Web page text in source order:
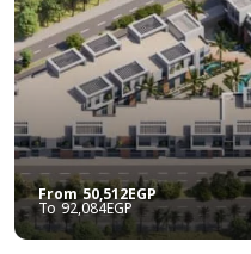
From50,512EGP
92,084EGP